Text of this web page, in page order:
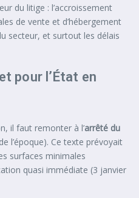
du litige : l’accroissement
de vente et d’hébergement
secteur, et surtout les délais
pour l’État en
il faut remonter à l’arrêté du
de l’époque). Ce texte prévoyait
surfaces minimales
quasi immédiate (3 janvier